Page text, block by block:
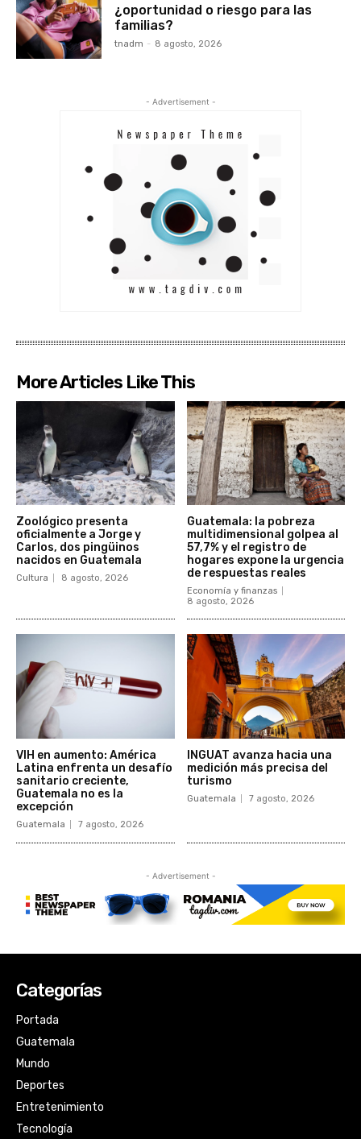
Categorías
Portada
Guatemala
Mundo
Deportes
Entretenimiento
Tecnología